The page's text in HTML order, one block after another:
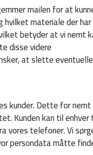
mailen for at
hvilket materiale der har
betyder at vi nemt
disse videre
at slette
kunder. Dette for
Kunden kan til enhver
telefoner. Vi
persondata måtte